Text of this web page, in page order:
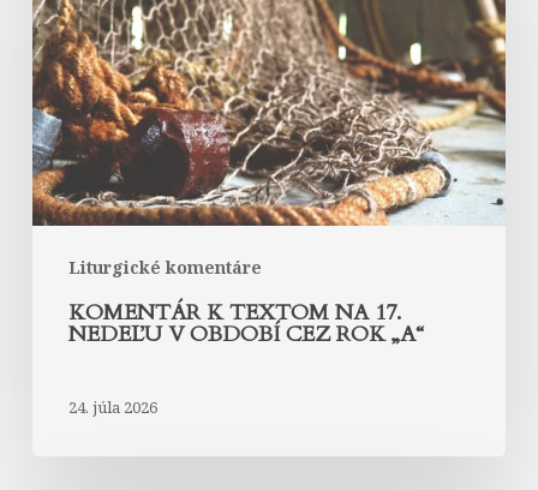
Liturgické komentáre
na
17.
nedeľu
v
období
cez
rok
„A“
KOMENTÁR K TEXTOM NA 17.
NEDEĽU V OBDOBÍ CEZ ROK „A“
24. júla 2026